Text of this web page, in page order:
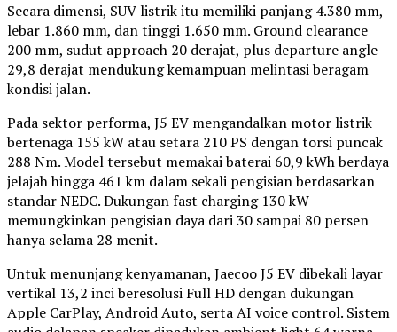
Secara dimensi, SUV listrik itu memiliki panjang 4.380 mm,
lebar 1.860 mm, dan tinggi 1.650 mm. Ground clearance
200 mm, sudut approach 20 derajat, plus departure angle
29,8 derajat mendukung kemampuan melintasi beragam
kondisi jalan.
Pada sektor performa, J5 EV mengandalkan motor listrik
bertenaga 155 kW atau setara 210 PS dengan torsi puncak
288 Nm. Model tersebut memakai baterai 60,9 kWh berdaya
jelajah hingga 461 km dalam sekali pengisian berdasarkan
standar NEDC. Dukungan fast charging 130 kW
memungkinkan pengisian daya dari 30 sampai 80 persen
hanya selama 28 menit.
Untuk menunjang kenyamanan, Jaecoo J5 EV dibekali layar
vertikal 13,2 inci beresolusi Full HD dengan dukungan
Apple CarPlay, Android Auto, serta AI voice control. Sistem